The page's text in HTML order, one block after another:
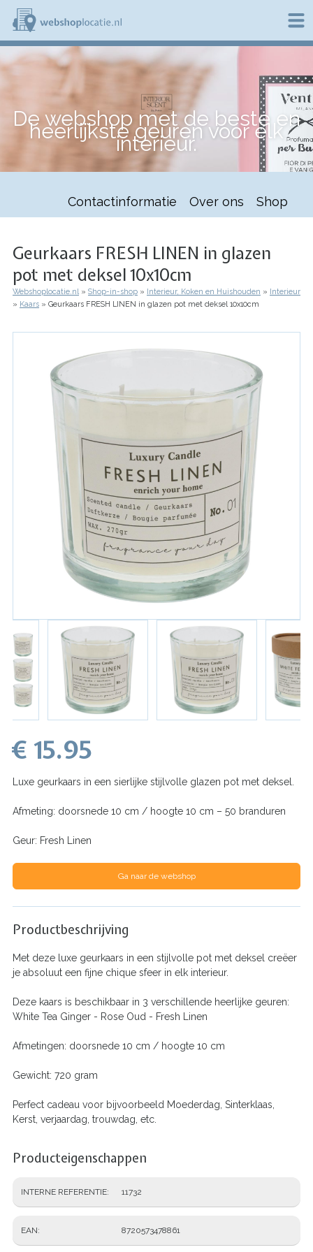
Overslaan
naar
de
inhoud
e
b
o
p
l
De webshop met de beste en
heerlijkste geuren voor elk
interieur.
Contactinformatie Over ons Shop
Geurkaars FRESH LINEN in glazen
pot met deksel 10x10cm
Kruimelpad
Webshoplocatie.nl Shop-in-shop Interieur, Koken en Huishouden
Interieur
Kaars
Geurkaars FRESH LINEN in glazen pot met deksel 10x10cm
€ 15.95
Luxe geurkaars in een sierlijke stijlvolle glazen pot met deksel.
Afmeting: doorsnede 10 cm / hoogte 10 cm – 50 branduren
Geur: Fresh Linen
Ga naar de webshop
Productbeschrijving
Met deze luxe geurkaars in een stijlvolle pot met deksel creëer
je absoluut een fijne chique sfeer in elk interieur.
Deze kaars is beschikbaar in 3 verschillende heerlijke geuren:
White Tea Ginger - Rose Oud - Fresh Linen
Afmetingen: doorsnede 10 cm / hoogte 10 cm
Gewicht: 720 gram
Perfect cadeau voor bijvoorbeeld Moederdag, Sinterklaas,
Kerst, verjaardag, trouwdag, etc.
Producteigenschappen
INTERNE REFERENTIE 11732
EAN 8720573478861